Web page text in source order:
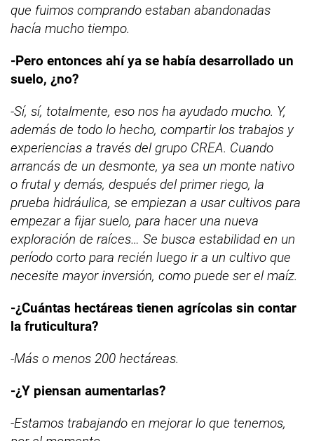
que fuimos comprando estaban abandonadas
hacía mucho tiempo.
-Pero entonces ahí ya se había desarrollado un
suelo, ¿no?
-Sí, sí, totalmente, eso nos ha ayudado mucho. Y,
además de todo lo hecho, compartir los trabajos y
experiencias a través del grupo CREA. Cuando
arrancás de un desmonte, ya sea un monte nativo
o frutal y demás, después del primer riego, la
prueba hidráulica, se empiezan a usar cultivos para
empezar a fijar suelo, para hacer una nueva
exploración de raíces… Se busca estabilidad en un
período corto para recién luego ir a un cultivo que
necesite mayor inversión, como puede ser el maíz.
-¿Cuántas hectáreas tienen agrícolas sin contar
la fruticultura?
-Más o menos 200 hectáreas.
-¿Y piensan aumentarlas?
-Estamos trabajando en mejorar lo que tenemos,